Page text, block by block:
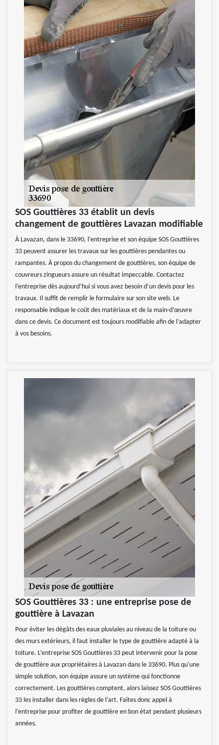
SOS Gouttières 33 établit un devis
changement de gouttières Lavazan modifiable
À Lavazan, dans le 33690, l’entreprise et son équipe SOS Gouttières
33 peuvent assurer les travaux sur les gouttières pendantes ou
rampantes. À propos du changement de gouttières, son équipe de
couvreurs zingueurs assure un résultat impeccable. Contactez
l’entreprise dès aujourd’hui si vous avez besoin d’un devis pour les
travaux. Il suffit de remplir le formulaire sur son site web. Le
responsable indique le coût des matériaux et de la main-d’œuvre
dans ce devis. Ce document est toujours modifiable afin de l’adapter
à vos besoins.
SOS Gouttières 33 : une entreprise pose de
gouttière à Lavazan
Pour éviter les dégâts des eaux pluviales au niveau de la toiture ou
des murs extérieurs, il faut installer le type de gouttière adapté à la
toiture. L’entreprise SOS Gouttières 33 peut intervenir pour la pose
de gouttière aux propriétaires à Lavazan dans le 33690. Plus qu'une
simple solution, son équipe assure un système qui fonctionne
correctement. Les gouttières comptent, alors laissez SOS Gouttières
33 les installer dans les règles de l’art. Faites donc appel à
l’entreprise pour profiter de gouttière en bon état pendant plusieurs
années.